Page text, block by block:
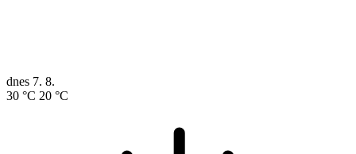
dnes 7. 8.
30 °C 20 °C